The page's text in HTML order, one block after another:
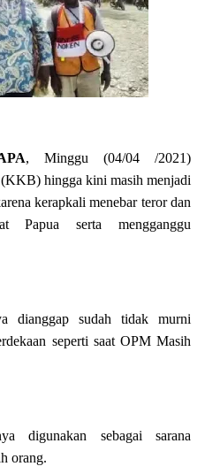
, Minggu (04/04 /2021)
hingga kini masih menjadi
kerapkali menebar teror dan
Papua serta mengganggu
dianggap sudah tidak murni
seperti saat OPM Masih
digunakan sebagai sarana
orang.